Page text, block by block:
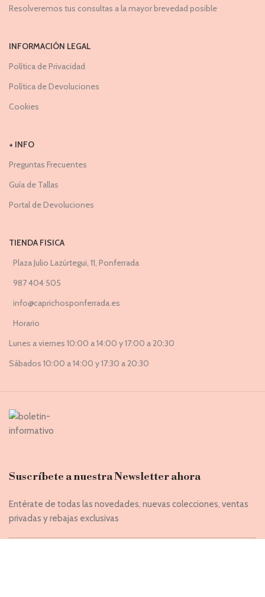
Resolveremos tus consultas a la mayor brevedad posible
INFORMACIÓN LEGAL
Política de Privacidad
Política de Devoluciones
Cookies
+ INFO
Preguntas Frecuentes
Guía de Tallas
Portal de Devoluciones
TIENDA FISICA
Plaza Julio Lazúrtegui, 11, Ponferrada
987 404 505
info@caprichosponferrada.es
Horario
Lunes a viernes 10:00 a 14:00 y 17:00 a 20:30
Sábados 10:00 a 14:00 y 17:30 a 20:30
Suscríbete a nuestra Newsletter ahora
Entérate de todas las novedades, nuevas colecciones, ventas
privadas y rebajas exclusivas